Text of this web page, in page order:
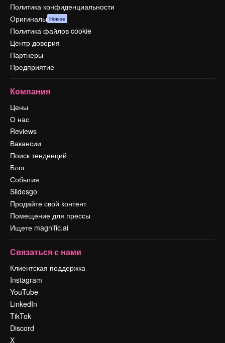
Политика конфиденциальности
Оригиналы Новое
Политика файлов cookie
Центр доверия
Партнеры
Предприятие
Компания
Цены
О нас
Reviews
Вакансии
Поиск тенденций
Блог
События
Slidesgo
Продайте свой контент
Помещение для прессы
Ищете magnific.ai
Связаться с нами
Клиентская поддержка
Instagram
YouTube
LinkedIn
TikTok
Discord
X